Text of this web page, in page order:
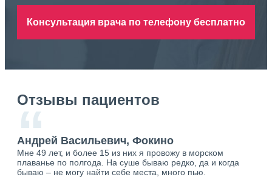
Консультация врача по телефону бесплатно
Отзывы пациентов
“
Андрей Васильевич, Фокино
Мне 49 лет, и более 15 из них я провожу в морском
плаванье по полгода. На суше бываю редко, да и когда
бываю – не могу найти себе места, много пью.